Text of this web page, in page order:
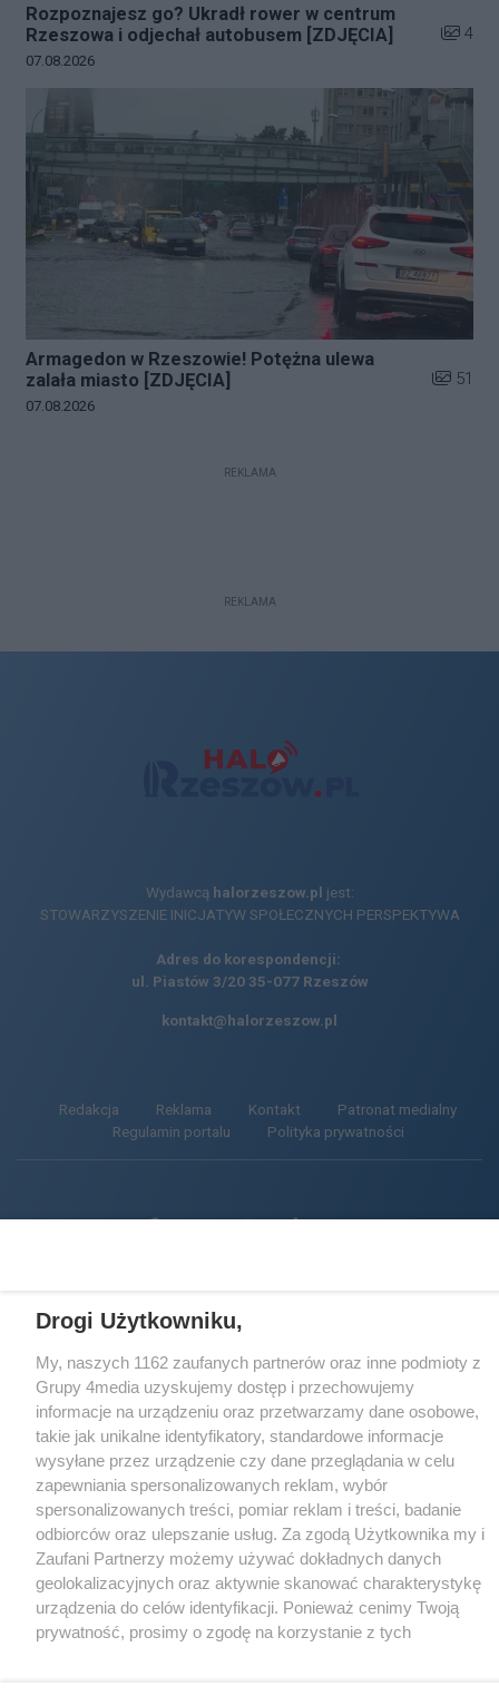
Rozpoznajesz go? Ukradł rower w centrum
Rzeszowa i odjechał autobusem [ZDJĘCIA]
Liczba
4
Data dodania galerii:
07.08.2026
Armagedon w Rzeszowie! Potężna ulewa
zalała miasto [ZDJĘCIA]
Liczba
51
Data dodania galerii:
07.08.2026
REKLAMA
REKLAMA
Wydawcą halorzeszow.pl jest:
STOWARZYSZENIE INICJATYW SPOŁECZNYCH PERSPEKTYWA
Adres do korespondencji:
ul. Piastów 3/20 35-077 Rzeszów
kontakt@halorzeszow.pl
Redakcja Reklama Kontakt
Patronat medialny
Regulamin portalu
Polityka prywatności
Unmute Loaded:
Drogi Użytkowniku,
My, naszych 1162 zaufanych partnerów oraz inne podmioty z
Grupy 4media uzyskujemy dostęp i przechowujemy
informacje na urządzeniu oraz przetwarzamy dane osobowe,
takie jak unikalne identyfikatory, standardowe informacje
wysyłane przez urządzenie czy dane przeglądania w celu
zapewniania spersonalizowanych reklam, wybór
spersonalizowanych treści, pomiar reklam i treści, badanie
odbiorców oraz ulepszanie usług. Za zgodą Użytkownika my i
Zaufani Partnerzy możemy używać dokładnych danych
geolokalizacyjnych oraz aktywnie skanować charakterystykę
urządzenia do celów identyfikacji. Ponieważ cenimy Twoją
prywatność, prosimy o zgodę na korzystanie z tych